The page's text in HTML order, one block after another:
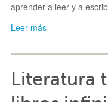
aprender a leer y a
Leer más
Literatura